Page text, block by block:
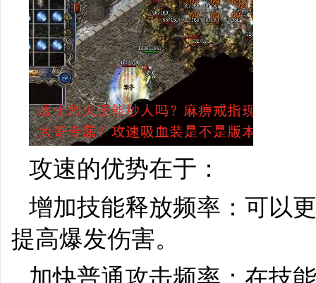
攻速的优势在于：
增加技能释放频率：可以
提高爆发伤害。
加快普通攻击频率：在技